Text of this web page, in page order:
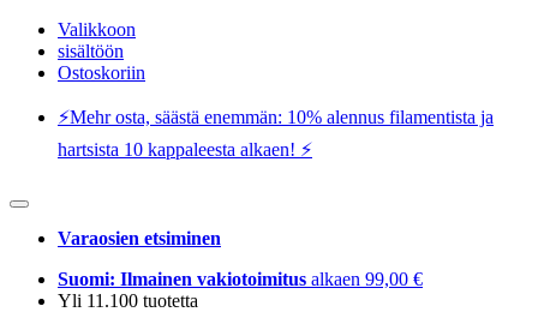
Valikkoon
sisältöön
Ostoskoriin
⚡️Mehr osta, säästä enemmän: 10% alennus filamentista ja
hartsista 10 kappaleesta alkaen! ⚡️
Varaosien etsiminen
Suomi: Ilmainen vakiotoimitus alkaen 99,00 €
Yli 11.100 tuotetta